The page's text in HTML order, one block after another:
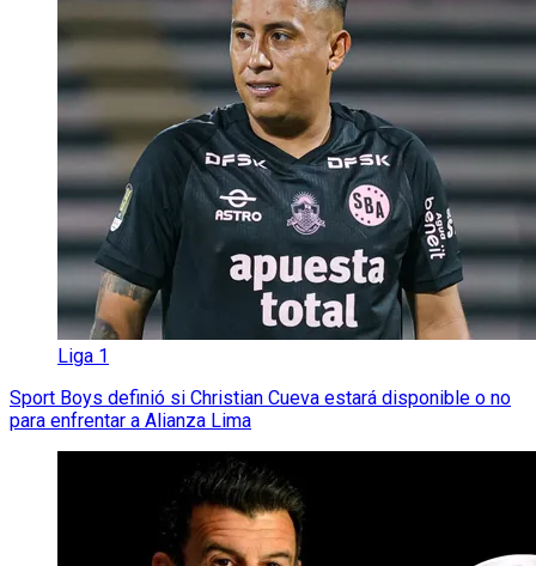
Liga 1
Sport Boys definió si Christian Cueva estará disponible o no
para enfrentar a Alianza Lima